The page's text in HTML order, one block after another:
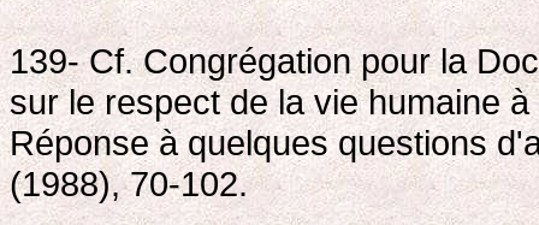
139- Cf. Congrégation pour la
sur le respect de la vie humaine
Réponse à quelques questions
(1988), 70-102.